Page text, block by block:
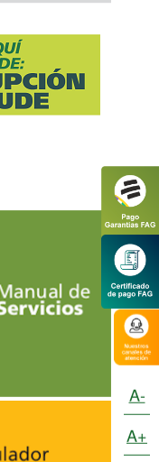
A-
A+